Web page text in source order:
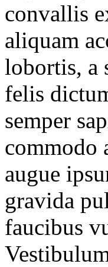
convallis
aliquam
lobortis, a
felis
semper
commodo
augue
gravida
faucibus